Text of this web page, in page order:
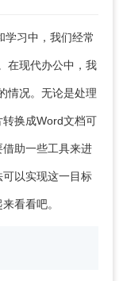
学习中，我们经常
在现代办公中，我
情况。无论是处理
换成Word文档可
助一些工具来进
以实现这一目标
看看吧。